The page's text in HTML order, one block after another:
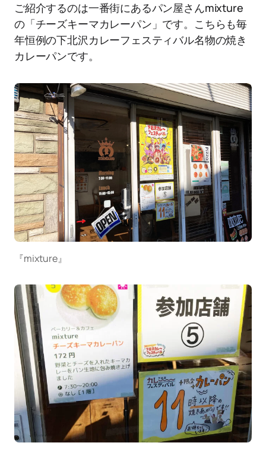
ご紹介するのは一番街にあるパン屋さんmixture
の「チーズキーマカレーパン」です。こちらも毎
年恒例の下北沢カレーフェスティバル名物の焼き
カレーパンです。
『mixture』